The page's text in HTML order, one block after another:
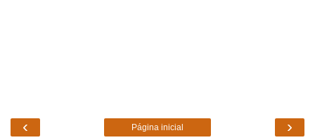
‹ ›
Página inicial